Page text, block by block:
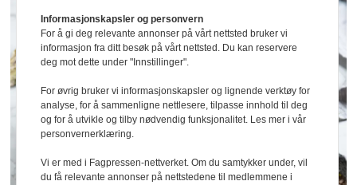
Informasjonskapsler og personvern
For å gi deg relevante annonser på vårt nettsted bruker vi
informasjon fra ditt besøk på vårt nettsted. Du kan reservere
deg mot dette under "Innstillinger".
For øvrig bruker vi informasjonskapsler og lignende verktøy for
analyse, for å sammenligne nettlesere, tilpasse innhold til deg
og for å utvikle og tilby nødvendig funksjonalitet. Les mer i vår
personvernerklæring.
Vi er med i Fagpressen-nettverket. Om du samtykker under, vil
du få relevante annonser på nettstedene til medlemmene i